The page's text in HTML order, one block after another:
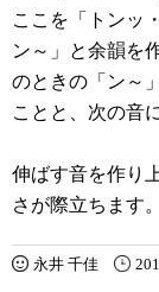
ここを「トンッ
ン～」と余韻を
のときの「ン～
ことと、次の音
伸ばす音を作り
さが際立ちます
永井 千佳